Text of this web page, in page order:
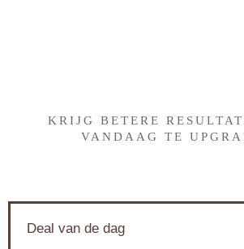
KRIJG BETERE
VANDAAG TE
Deal van de dag